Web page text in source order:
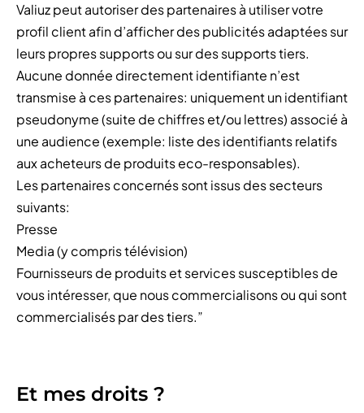
Valiuz peut autoriser des partenaires à utiliser votre
profil client afin d’afficher des publicités adaptées sur
leurs propres supports ou sur des supports tiers.
Aucune donnée directement identifiante n’est
transmise à ces partenaires: uniquement un identifiant
pseudonyme (suite de chiffres et/ou lettres) associé à
une audience (exemple: liste des identifiants relatifs
aux acheteurs de produits eco-responsables).
Les partenaires concernés sont issus des secteurs
suivants:
Presse
Media (y compris télévision)
Fournisseurs de produits et services susceptibles de
vous intéresser, que nous commercialisons ou qui sont
commercialisés par des tiers.”
Et mes droits ?